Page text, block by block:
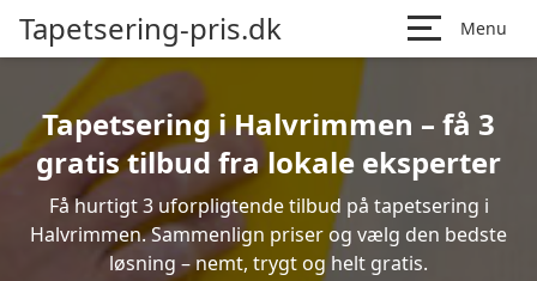
Tapetsering-pris.dk Menu
Tapetsering i Halvrimmen – få 3
gratis tilbud fra lokale eksperter
Få hurtigt 3 uforpligtende tilbud på tapetsering i
Halvrimmen. Sammenlign priser og vælg den bedste
løsning – nemt, trygt og helt gratis.